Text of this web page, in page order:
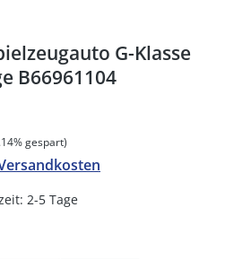
G-Klasse
B66961104
gespart)
2-5 Tage